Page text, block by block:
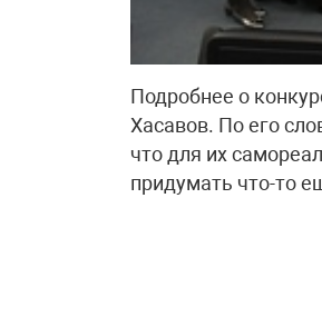
Подробнее о
Хасавов. По его
что для их
придумать что-то